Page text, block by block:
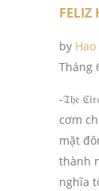
FELIZ
by Hao
Tháng
-𝔗𝔥𝔢
cơm
mặt
thành
nghĩa